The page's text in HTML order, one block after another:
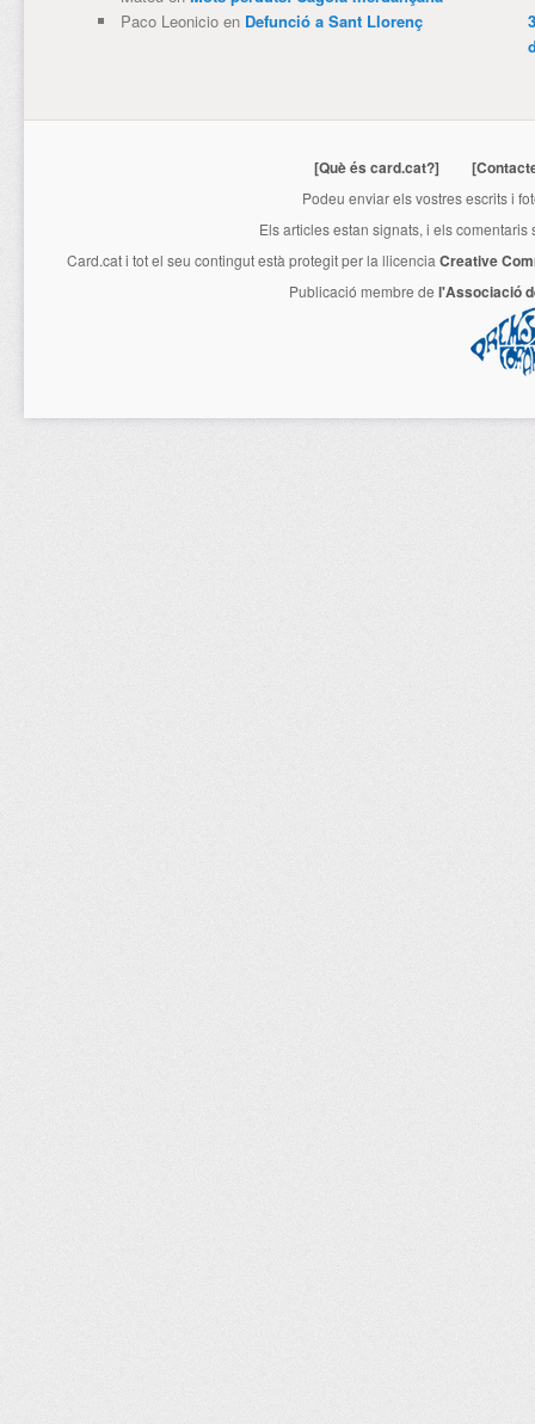
Paco Leonicioen Defunció a Sant Llorenç
[Què és card.cat?]
Podeu enviar els vostres escrits i
Els articles estan signats, i els
Card.cati tot el seu contingut està protegit per la llicencia Creative
Publicació membre de l'Associació